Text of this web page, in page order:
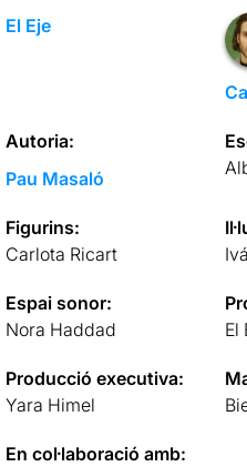
El Eje
Autoria:
Pau Masaló
Figurins:
Carlota Ricart
Espai sonor:
Nora Haddad
El
Producció executiva:
Yara Himel
En col·laboració amb: